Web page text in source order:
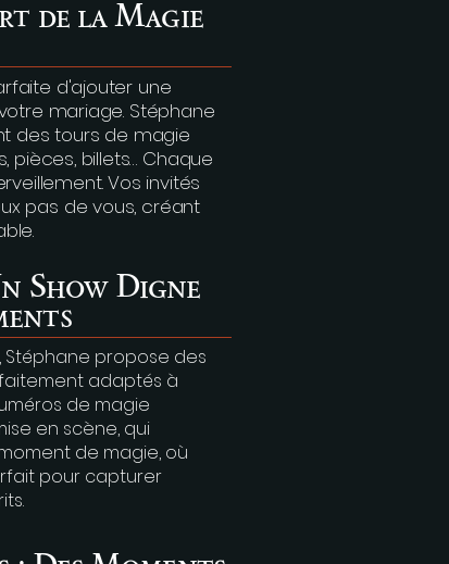
de la Magie
d'ajouter une
mariage. Stéphane
des tours de magie
billets… Chaque
Vos invités
pas de vous, créant
Show Digne
Stéphane propose des
adaptés à
de magie
en scène, qui
de magie, où
pour capturer